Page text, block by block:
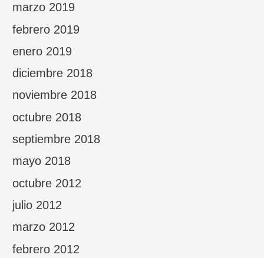
marzo 2019
febrero 2019
enero 2019
diciembre 2018
noviembre 2018
octubre 2018
septiembre 2018
mayo 2018
octubre 2012
julio 2012
marzo 2012
febrero 2012